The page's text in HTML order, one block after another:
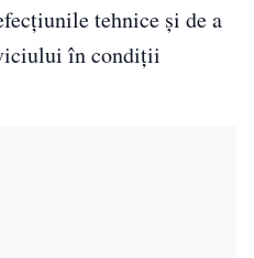
tehnice și de a
în condiții